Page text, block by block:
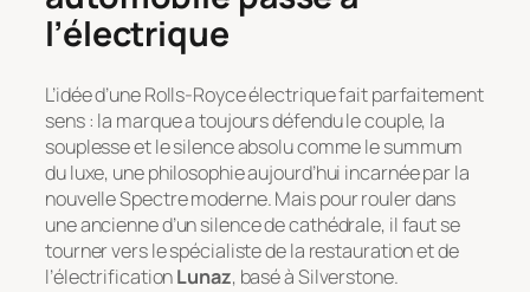
l’électrique
L’idée d’une Rolls-Royce électrique fait parfaitement
sens : la marque a toujours défendu le couple, la
souplesse et le silence absolu comme le summum
du luxe, une philosophie aujourd’hui incarnée par la
nouvelle Spectre moderne. Mais pour rouler dans
une ancienne d’un silence de cathédrale, il faut se
tourner vers le spécialiste de la restauration et de
l’électrificationLunaz, basé à Silverstone.